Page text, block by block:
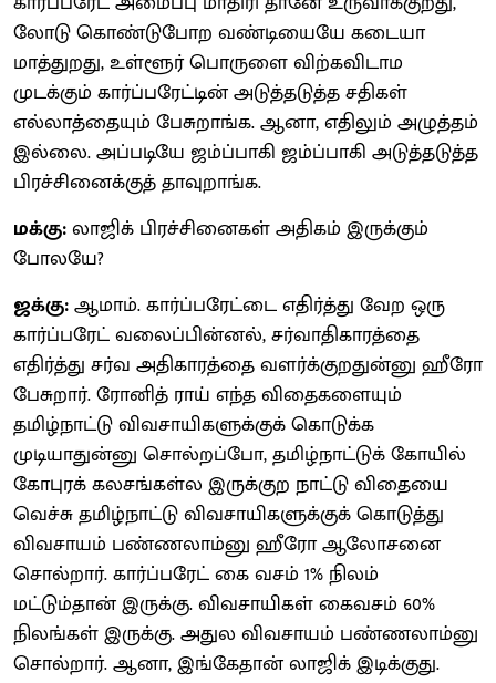
லோடு கொண்டுபோற வண்டியையே கடையா
மாத்துறது, உள்ளூர் பொருளை விற்கவிடாம
முடக்கும் கார்ப்பரேட்டின் அடுத்தடுத்த சதிகள்
எல்லாத்தையும் பேசுறாங்க. ஆனா, எதிலும் அழுத்தம்
இல்லை. அப்படியே ஜம்ப்பாகி ஜம்ப்பாகி அடுத்தடுத்த
பிரச்சினைக்குத் தாவுறாங்க.
மக்கு:லாஜிக் பிரச்சினைகள் அதிகம் இருக்கும்
போலயே?
ஜக்கு:ஆமாம். கார்ப்பரேட்டை எதிர்த்து வேற ஒரு
கார்ப்பரேட் வலைப்பின்னல், சர்வாதிகாரத்தை
எதிர்த்து சர்வ அதிகாரத்தை வளர்க்குறதுன்னு ஹீரோ
பேசுறார். ரோனித் ராய் எந்த விதைகளையும்
தமிழ்நாட்டு விவசாயிகளுக்குக் கொடுக்க
முடியாதுன்னு சொல்றப்போ, தமிழ்நாட்டுக் கோயில்
கோபுரக் கலசங்கள்ல இருக்குற நாட்டு விதையை
வெச்சு தமிழ்நாட்டு விவசாயிகளுக்குக் கொடுத்து
விவசாயம் பண்ணலாம்னு ஹீரோ ஆலோசனை
சொல்றார். கார்ப்பரேட் கை வசம் 1% நிலம்
மட்டும்தான் இருக்கு. விவசாயிகள் கைவசம் 60%
நிலங்கள் இருக்கு. அதுல விவசாயம் பண்ணலாம்னு
சொல்றார். ஆனா, இங்கேதான் லாஜிக் இடிக்குது.